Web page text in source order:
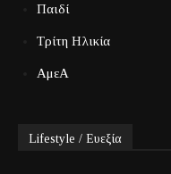
Παιδί
Τρίτη Ηλικία
ΑμεΑ
Lifestyle / Ευεξία